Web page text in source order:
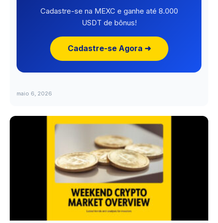
Cadastre-se na MEXC e ganhe até 8.000
USDT de bônus!
Cadastre-se Agora ➜
maio 6, 2026